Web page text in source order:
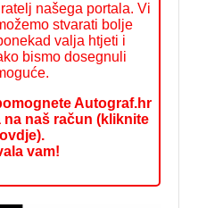
našega portala. Vi
stvarati bolje
valja htjeti i
bismo dosegnuli
Autograf.hr
naš račun (kliknite
ovdje).
vam!